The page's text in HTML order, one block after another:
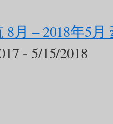
巴牌坊（聖保
，更是澳門四
素圖案，每一
，另有折扣喔
：https://www.c-
8月 – 2018年5
- 5/15/2018